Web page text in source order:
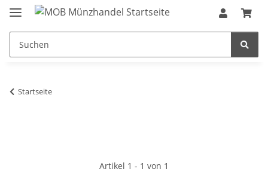
Startseite
Artikel 1 - 1 von 1